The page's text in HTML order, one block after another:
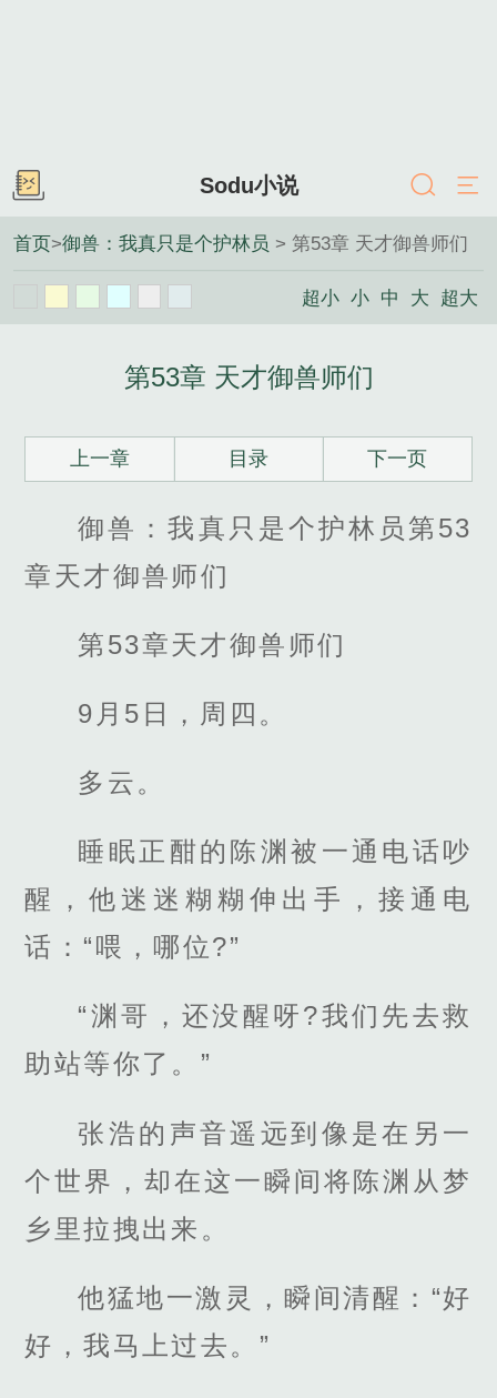
Sodu小说
首页>御兽：我真只是个护林员 > 第53章 天才御兽师们
超小 小 中 大 超大
第53章 天才御兽师们
上一章 目录 下一页
御兽：我真只是个护林员第53
章天才御兽师们
第53章天才御兽师们
9月5日，周四。
多云。
睡眠正酣的陈渊被一通电话吵
醒，他迷迷糊糊伸出手，接通电
话：“喂，哪位?”
“渊哥，还没醒呀?我们先去救
助站等你了。”
张浩的声音遥远到像是在另一
个世界，却在这一瞬间将陈渊从梦
乡里拉拽出来。
他猛地一激灵，瞬间清醒：“好
好，我马上过去。”